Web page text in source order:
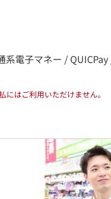
電子マネー /
はご利用いただけません。